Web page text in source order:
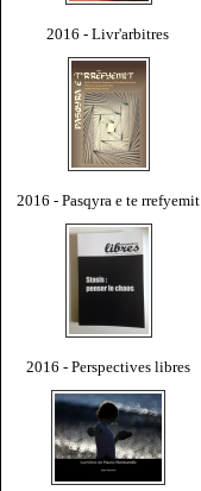
2016 - Livr'arbitres
2016 - Pasqyra e te rrefyemit
2016 - Perspectives libres